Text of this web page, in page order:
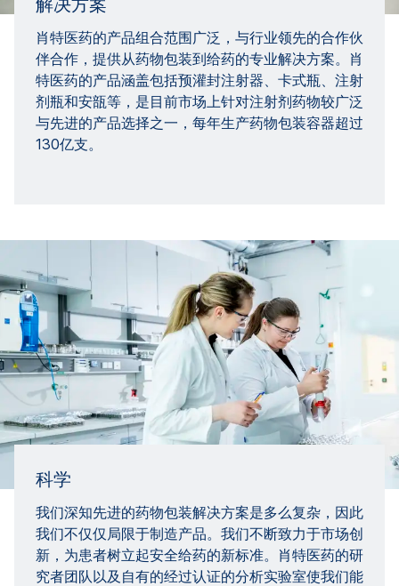
肖特医药的产品组合范围广泛，与行业领先的合作伙
伴合作，提供从药物包装到给药的专业解决方案。肖
特医药的产品涵盖包括预灌封注射器、卡式瓶、注射
剂瓶和安瓿等，是目前市场上针对注射剂药物较广泛
与先进的产品选择之一，每年生产药物包装容器超过
130亿支。
科学
我们深知先进的药物包装解决方案是多么复杂，因此
我们不仅仅局限于制造产品。我们不断致力于市场创
新，为患者树立起安全给药的新标准。肖特医药的研
究者团队以及自有的经过认证的分析实验室使我们能